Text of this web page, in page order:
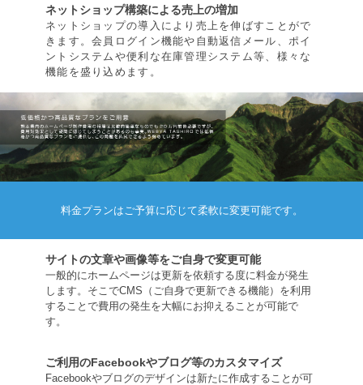
ネットショップ構築による売上の増加
ネットショップの導入により売上を伸ばすことがで
きます。会員ログイン機能や自動返信メール、ポイ
ントシステムや便利な在庫管理システム等、様々な
機能を盛り込めます。
料金プランはご予算に応じて柔軟に変更可能です。
サイトの文章や画像等をご自身で変更可能
一般的にホームページは更新を依頼する度に料金が発生
します。そこでCMS（ご自身で更新できる機能）を利用
することで費用の発生を大幅にお抑えることが可能で
す。
ご利用のFacebookやブログ等のカスタマイズ
Facebookやブログのデザインは新たに作成することが可